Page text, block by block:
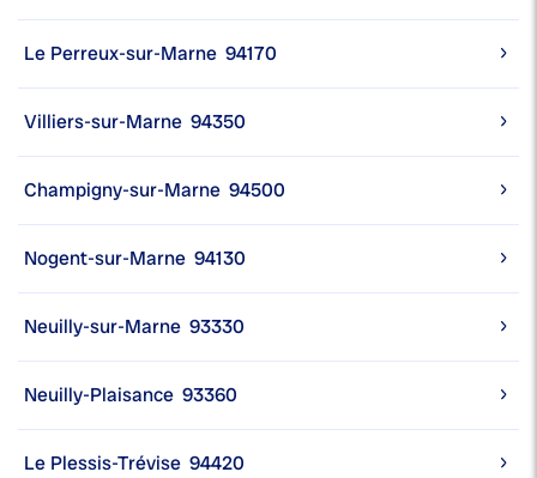
Le Perreux-sur-Marne 94170
Villiers-sur-Marne 94350
Champigny-sur-Marne 94500
Nogent-sur-Marne 94130
Neuilly-sur-Marne 93330
Neuilly-Plaisance 93360
Le Plessis-Trévise 94420